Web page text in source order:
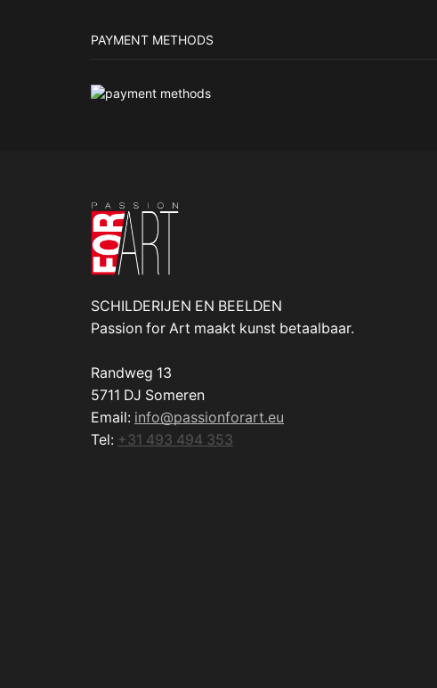
PAYMENT METHODS
SCHILDERIJEN EN BEELDEN
Passion for Art maakt kunst betaalbaar.
Randweg 13
5711 DJ Someren
Email: info@passionforart.eu
Tel: +31 493 494 353